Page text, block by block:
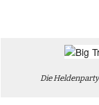
Die Heldenparty